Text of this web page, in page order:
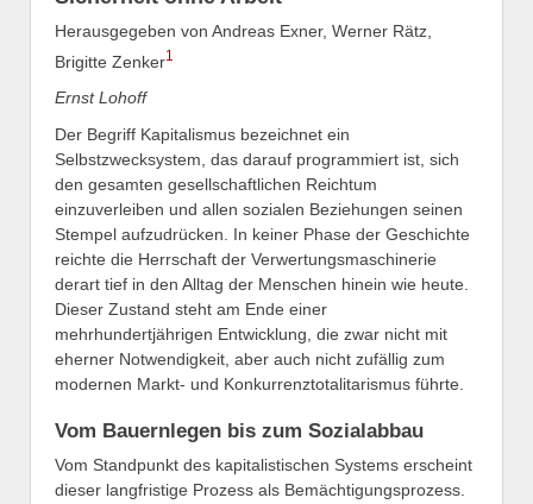
Herausgegeben von Andreas Exner, Werner Rätz,
Brigitte Zenker1
Ernst Lohoff
Der Begriff Kapitalismus bezeichnet ein
Selbstzwecksystem, das darauf programmiert ist, sich
den gesamten gesellschaftlichen Reichtum
einzuverleiben und allen sozialen Beziehungen seinen
Stempel aufzudrücken. In keiner Phase der Geschichte
reichte die Herrschaft der Verwertungsmaschinerie
derart tief in den Alltag der Menschen hinein wie heute.
Dieser Zustand steht am Ende einer
mehrhundertjährigen Entwicklung, die zwar nicht mit
eherner Notwendigkeit, aber auch nicht zufällig zum
modernen Markt- und Konkurrenztotalitarismus führte.
Vom Bauernlegen bis zum Sozialabbau
Vom Standpunkt des kapitalistischen Systems erscheint
dieser langfristige Prozess als Bemächtigungsprozess.